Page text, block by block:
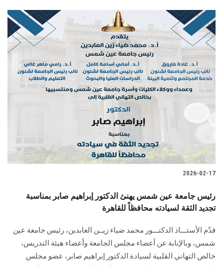
الأنظمة الذكية
الإعلام
تواصل معنا
الدراسات العليا
الزائـرون
سجل الان
2026-02-17
رئيس جامعة عين شمس يهنئ الدكتور إبراهيم صابر بمناسبة
تجديد الثقة لسيادته محافظاً للقاهرة
قدّم الأستـــاذ الدكتـــور محمد ضياء زيــن العابدين، رئيس جامعة عين
شمس، وبالإنابة عن أعضاء مجلس الجامعة وأعضاء هيئة التدريس،
خالص التهاني القلبية لسيادة الدكتور إبراهيم صابر، عضو مجلس